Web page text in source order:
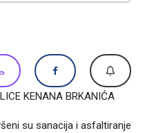
KENANA BRKANIĆA
su sanacija i asfaltiranje